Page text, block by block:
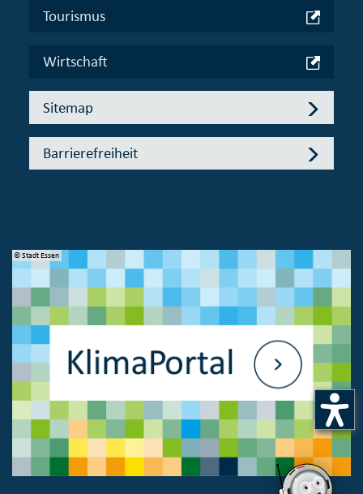
Tourismus
Wirtschaft
Sitemap
Barrierefreiheit
© Stadt Essen